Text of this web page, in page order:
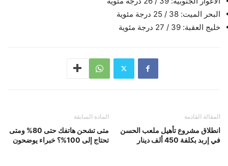
البحر الميت: 38 / 25 درجة مئوية
خليج العقبة: 39 / 27 درجة مئوية
المادة السابقة
متى تشحن هاتفك حتى 80% ومتى
تحتاج إلى 100%؟ خبراء يوضحون
المقالة القادمة
انطلاق مشروع تأهيل ملعب الحسن
في إربد بكلفة 450 ألف دينار